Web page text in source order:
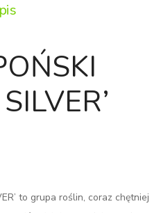
to grupa roślin, coraz chętniej